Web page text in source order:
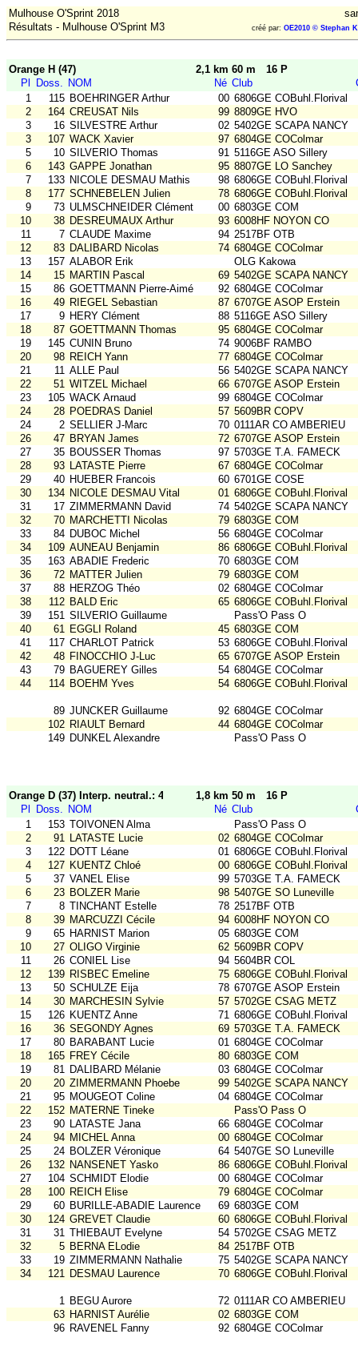
Mulhouse O'Sprint 2018
Résultats - Mulhouse O'Sprint M3
créé par: OE2010 © Stephan
Orange H (47) 2,1 km 60 m
16 P
Pl
Doss. NOM Né Club
1
115 BOEHRINGER Arthur 00 6806GE COBuhl.Florival
2
164 CREUSAT Nils 99 8809GE HVO
3
16 SILVESTRE Arthur 02 5402GE SCAPA NANCY
3
107 WACK Xavier 97 6804GE COColmar
5
10 SILVERIO Thomas 91 5116GE ASO Sillery
6
143 GAPPE Jonathan 95 8807GE LO Sanchey
7
133 NICOLE DESMAU Mathis 98 6806GE COBuhl.Florival
8
177 SCHNEBELEN Julien 78 6806GE COBuhl.Florival
9
73 ULMSCHNEIDER Clément 00 6803GE COM
10
38 DESREUMAUX Arthur 93 6008HF NOYON CO
11
7 CLAUDE Maxime 94 2517BF OTB
12
83 DALIBARD Nicolas 74 6804GE COColmar
13
157 ALABOR Erik
OLG Kakowa
14
15 MARTIN Pascal 69 5402GE SCAPA NANCY
15
86 GOETTMANN Pierre-Aimé 92 6804GE COColmar
16
49 RIEGEL Sebastian 87 6707GE ASOP Erstein
17
9 HERY Clément 88 5116GE ASO Sillery
18
87 GOETTMANN Thomas 95 6804GE COColmar
19
145 CUNIN Bruno 74 9006BF RAMBO
20
98 REICH Yann 77 6804GE COColmar
21
11 ALLE Paul 56 5402GE SCAPA NANCY
22
51 WITZEL Michael 66 6707GE ASOP Erstein
23
105 WACK Arnaud 99 6804GE COColmar
24
28 POEDRAS Daniel 57 5609BR COPV
24
2 SELLIER J-Marc 70 0111AR CO AMBERIEU
26
47 BRYAN James 72 6707GE ASOP Erstein
27
35 BOUSSER Thomas 97 5703GE T.A. FAMECK
28
93 LATASTE Pierre 67 6804GE COColmar
29
40 HUEBER Francois 60 6701GE COSE
30
134 NICOLE DESMAU Vital 01 6806GE COBuhl.Florival
31
17 ZIMMERMANN David 74 5402GE SCAPA NANCY
32
70 MARCHETTI Nicolas 79 6803GE COM
33
84 DUBOC Michel 56 6804GE COColmar
34
109 AUNEAU Benjamin 86 6806GE COBuhl.Florival
35
163 ABADIE Frederic 70 6803GE COM
36
72 MATTER Julien 79 6803GE COM
37
88 HERZOG Théo 02 6804GE COColmar
38
112 BALD Eric 65 6806GE COBuhl.Florival
39
151 SILVERIO Guillaume
Pass'O Pass O
40
61 EGGLI Roland 45 6803GE COM
41
117 CHARLOT Patrick 53 6806GE COBuhl.Florival
42
48 FINOCCHIO J-Luc 65 6707GE ASOP Erstein
43
79 BAGUEREY Gilles 54 6804GE COColmar
44
114 BOEHM Yves 54 6806GE COBuhl.Florival
89 JUNCKER Guillaume 92 6804GE COColmar
102 RIAULT Bernard 44 6804GE COColmar
149 DUNKEL Alexandre Pass'O Pass O
Orange D (37) Interp. neutral.: 47-51 1,8 km 50 m
16 P
Pl
Doss. NOM Né Club
1
153 TOIVONEN Alma
Pass'O Pass O
2
91 LATASTE Lucie 02 6804GE COColmar
3
122 DOTT Léane 01 6806GE COBuhl.Florival
4
127 KUENTZ Chloé 00 6806GE COBuhl.Florival
5
37 VANEL Elise 99 5703GE T.A. FAMECK
6
23 BOLZER Marie 98 5407GE SO Luneville
7
8 TINCHANT Estelle 78 2517BF OTB
8
39 MARCUZZI Cécile 94 6008HF NOYON CO
9
65 HARNIST Marion 05 6803GE COM
10
27 OLIGO Virginie 62 5609BR COPV
11
26 CONIEL Lise 94 5604BR COL
12
139 RISBEC Emeline 75 6806GE COBuhl.Florival
13
50 SCHULZE Eija 78 6707GE ASOP Erstein
14
30 MARCHESIN Sylvie 57 5702GE CSAG METZ
15
126 KUENTZ Anne 71 6806GE COBuhl.Florival
16
36 SEGONDY Agnes 69 5703GE T.A. FAMECK
17
80 BARABANT Lucie 01 6804GE COColmar
18
165 FREY Cécile 80 6803GE COM
19
81 DALIBARD Mélanie 03 6804GE COColmar
20
20 ZIMMERMANN Phoebe 99 5402GE SCAPA NANCY
21
95 MOUGEOT Coline 04 6804GE COColmar
22
152 MATERNE Tineke
Pass'O Pass O
23
90 LATASTE Jana 66 6804GE COColmar
24
94 MICHEL Anna 00 6804GE COColmar
25
24 BOLZER Véronique 64 5407GE SO Luneville
26
132 NANSENET Yasko 86 6806GE COBuhl.Florival
27
104 SCHMIDT Elodie 00 6804GE COColmar
28
100 REICH Elise 79 6804GE COColmar
29
60 BURILLE-ABADIE Laurence 69 6803GE COM
30
124 GREVET Claudie 60 6806GE COBuhl.Florival
31
31 THIEBAUT Evelyne 54 5702GE CSAG METZ
32
5 BERNA ELodie 84 2517BF OTB
33
19 ZIMMERMANN Nathalie 75 5402GE SCAPA NANCY
34
121 DESMAU Laurence 70 6806GE COBuhl.Florival
1 BEGU Aurore 72 0111AR CO AMBERIEU
63 HARNIST Aurélie 02 6803GE COM
96 RAVENEL Fanny 92 6804GE COColmar